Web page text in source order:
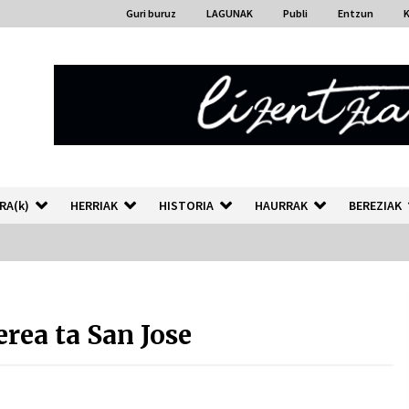
Guri buruz LAGUNAK Publi Entzun
HERRIAK HISTORIA HAURRAK BEREZIAK
2026/07/23
ta San Jose